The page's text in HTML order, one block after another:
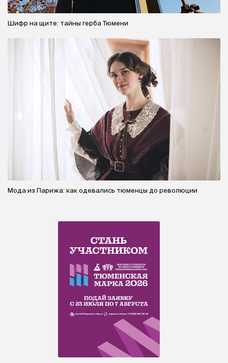
Шифр на щите: тайны герба Тюмени
Мода из Парижа: как одевались тюменцы до революции